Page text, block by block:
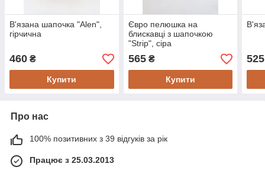
В'язана шапочка "Alen",
гірчична
460 ₴
Купити
Євро пелюшка на
блискавці з шапочкою
"Strip", сіра
565₴
Купити
525
Про нас
100% позитивних з 39 відгуків за рік
Працює з 25.03.2013